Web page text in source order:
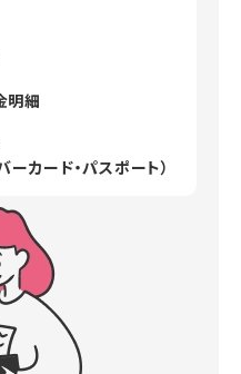
明細
ーカード・パスポート）